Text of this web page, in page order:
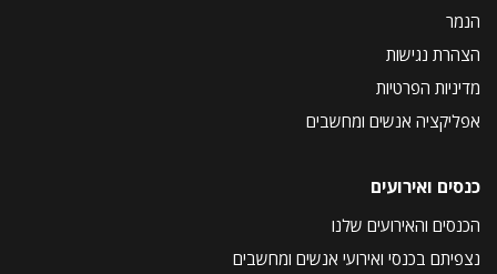
הנמר
הצהרת נגישות
מדיניות הפרטיות
אפליקציה אנשים ומחשבים
כנסים ואירועים
הכנסים והאירועים שלנו
נצפיתם בכנסי ואירועי אנשים ומחשבים